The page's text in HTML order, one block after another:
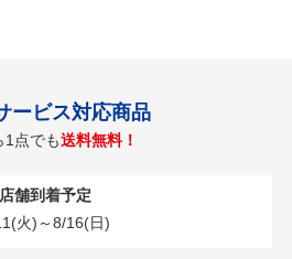
ービス対応商品
1点でも送料無料！
店舗到着予定
火)～8/16(日)